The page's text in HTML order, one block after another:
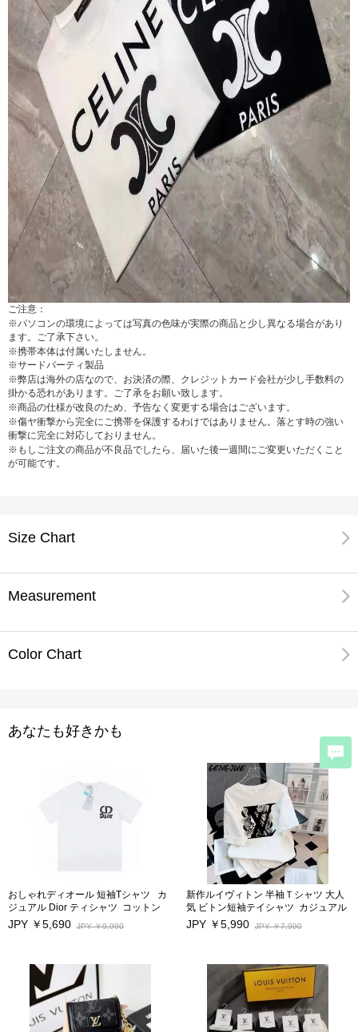
ご注意：
※パソコンの環境によっては写真の色味が実際の商品と少し異なる場合があり
ます。ご了承下さい。
※携帯本体は付属いたしません。
※サードパーティ製品
※弊店は海外の店なので、お決済の際、クレジットカード会社が少し手数料の
掛かる恐れがあります。ご了承をお願い致します。
※商品の仕様が改良のため、予告なく変更する場合はございます。
※傷ヤ衝撃から完全にご携帯を保護するわけではありません。落とす時の強い
衝撃に完全に対応しておりません。
※もしご注文の商品が不良品でしたら、届いた後一週間にご変更いただくこと
が可能です。
Size Chart
Measurement
Color Chart
あなたも好きかも
おしゃれディオール 短袖Tシャツ カ
ジュアル Dior ティシャツ コットン
製 男女兼用
JPY ￥5,690 JPY ￥9,990
新作ルイヴィトン 半袖Ｔシャツ 大人
気 ビトン短袖テイシャツ カジュアル
男女兼用
JPY ￥5,990 JPY ￥7,990